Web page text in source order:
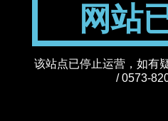
网站
该站点已停止运营，如有
/ 0573-